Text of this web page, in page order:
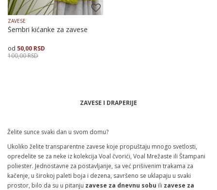
ZAVESE
Šembri kićanke za zavese
50,00 RSD
100,00RSD
ZAVESE I DRAPERIJE
Želite sunce svaki dan u svom domu?
Ukoliko želite transparentne zavese koje propuštaju mnogo svetlosti,
opredelite se za neke iz kolekcija Voal čvorići, Voal Mrežaste ili Štampani
poliester. Jednostavne za postavljanje, sa već prišivenim trakama za
kačenje, u širokoj paleti boja i dezena, savršeno se uklapaju u svaki
prostor, bilo da su u pitanju zavese za dnevnu sobu ili zavese za